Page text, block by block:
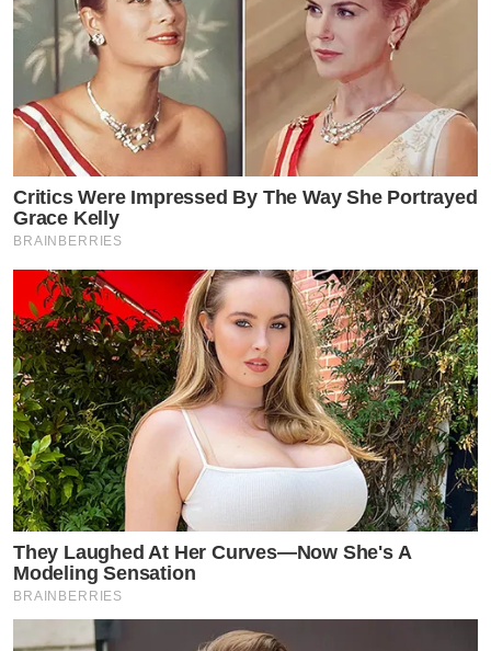
Critics Were Impressed By The Way She Portrayed
Grace Kelly
BRAINBERRIES
They Laughed At Her Curves—Now She's A
Modeling Sensation
BRAINBERRIES